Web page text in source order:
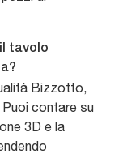
tavolo
Bizzotto,
contare su
3D e la